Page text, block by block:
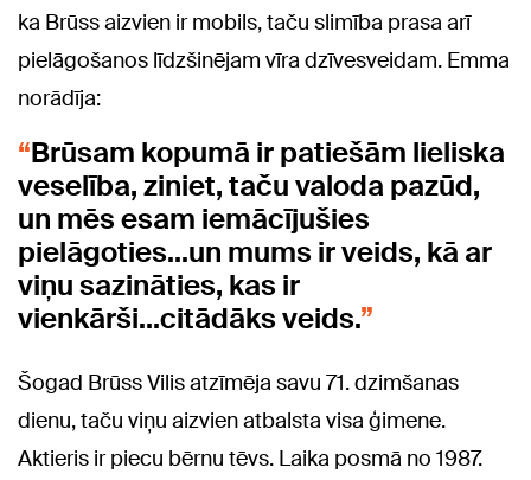
ka Brūss aizvien ir mobils, taču slimība prasa arī
pielāgošanos līdzšinējam vīra dzīvesveidam. Emma
norādīja:
Brūsam kopumā ir patiešām lieliska
veselība, ziniet, taču valoda pazūd,
un mēs esam iemācījušies
pielāgoties...un mums ir veids, kā ar
viņu sazināties, kas ir
vienkārši...citādāks veids.
Šogad Brūss Vilis atzīmēja savu 71. dzimšanas
dienu, taču viņu aizvien atbalsta visa ģimene.
Aktieris ir piecu bērnu tēvs. Laika posmā no 1987.